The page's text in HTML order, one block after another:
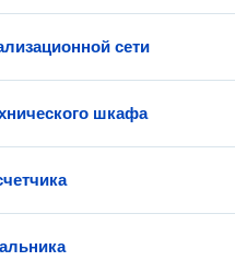
сети
шкафа